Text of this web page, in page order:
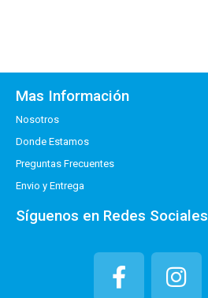
Mas Información
Nosotros
Donde Estamos
Preguntas Frecuentes
Envio y Entrega
Síguenos en Redes Sociales